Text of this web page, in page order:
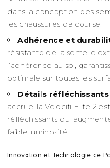
dans la conception des
les chaussures de course.
Adhérence et
résistante de la semelle
l’adhérence au sol,
optimale sur toutes les
Détails réfléchissants
accrue, la Velociti Elite 2
réfléchissants qui
faible luminosité.
Innovation et Technologie de